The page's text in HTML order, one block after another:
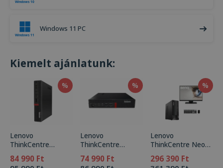
Windows 11 PC
Kiemelt ajánlatunk:
%
Lenovo
ThinkCentre
M720q Tiny
84 990 Ft
%
Lenovo
ThinkCentre
M910q Tiny
74 990 Ft
%
Lenovo
ThinkCentre Neo
50s Gen 4 with
Keyboard (US-JAP)
296 390 Ft